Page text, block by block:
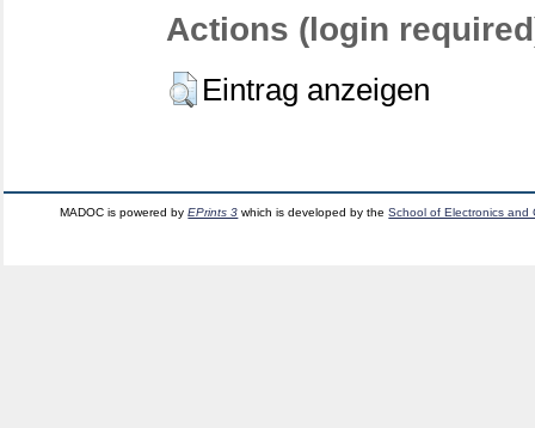
Actions (login
Eintrag anzeigen
MADOC is powered byEPrints 3 which is developed by theSchool of Electronics and